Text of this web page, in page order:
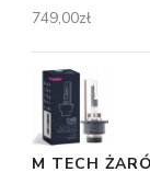
749,00zł
M TECH